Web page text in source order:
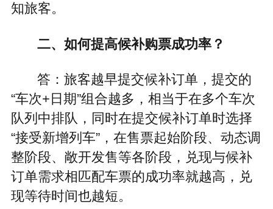
知旅客。
二、如何提高候补购票成功率？
答：旅客越早提交候补订单，提交的
“车次+日期”组合越多，相当于在多个车次
队列中排队，同时在提交候补订单时选择
“接受新增列车”，在售票起始阶段、动态调
整阶段、敞开发售等各阶段，兑现与候补
订单需求相匹配车票的成功率就越高，兑
现等待时间也越短。